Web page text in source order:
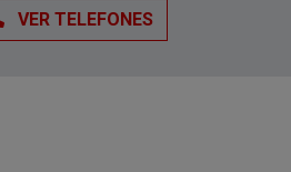
VER TELEFONES